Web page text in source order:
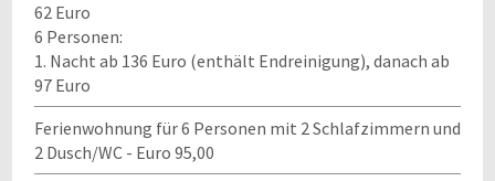
62 Euro
6 Personen:
1. Nacht ab 136 Euro (enthält Endreinigung), danach ab
97 Euro
Ferienwohnung für 6 Personen mit 2 Schlafzimmern und
2 Dusch/WC - Euro 95,00